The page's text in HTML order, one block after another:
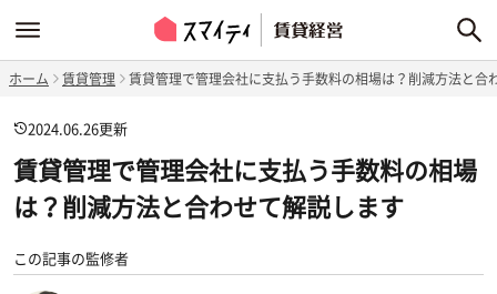
ホーム 賃貸管理 賃貸管理で管理会社に支払う手数料の相場は？削減方法と合
2024.06.26更新
賃貸管理で管理会社に支払う手数料の相場
は？削減方法と合わせて解説します
この記事の監修者